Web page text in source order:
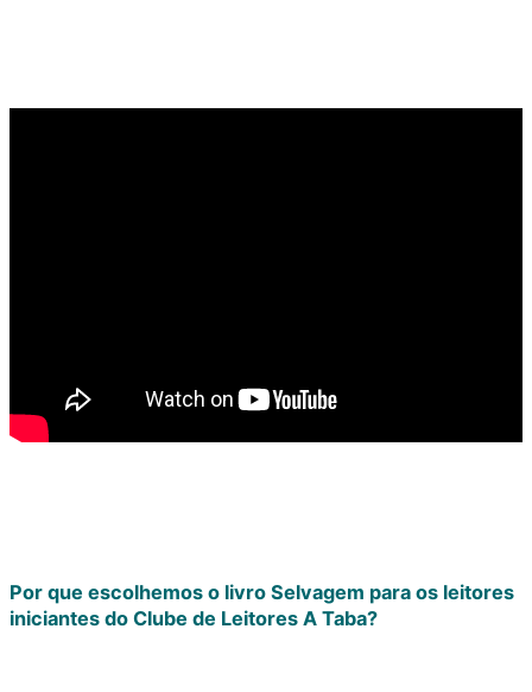
Por que escolhemos o livro Selvagem para os leitores
iniciantes do Clube de Leitores A Taba?